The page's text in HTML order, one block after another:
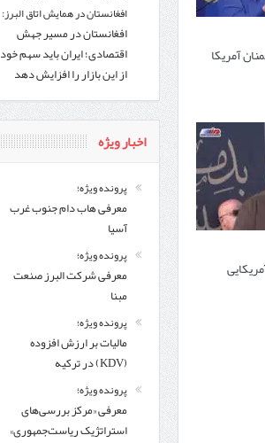
آمریکا
افغانستان در همایش اتاق البرز:
افغانستان در مسیر جهش
اقتصادی؛ ایران باید سهم خود
از این بازار را افزایش دهد
اخبار ویژه
پرونده ویژه؛
معرفی هاب دام جنوب غرب
آسیا
پرونده ویژه؛
معرفی شركت البرز صنعت
مبنا
پرونده ویژه؛
مالیات بر ارزش افزوده
(KDV) در ترکیه
پرونده ویژه؛
معرفی «مرکز بررسی‌های
استراتژیک ریاست‌جمهوری»